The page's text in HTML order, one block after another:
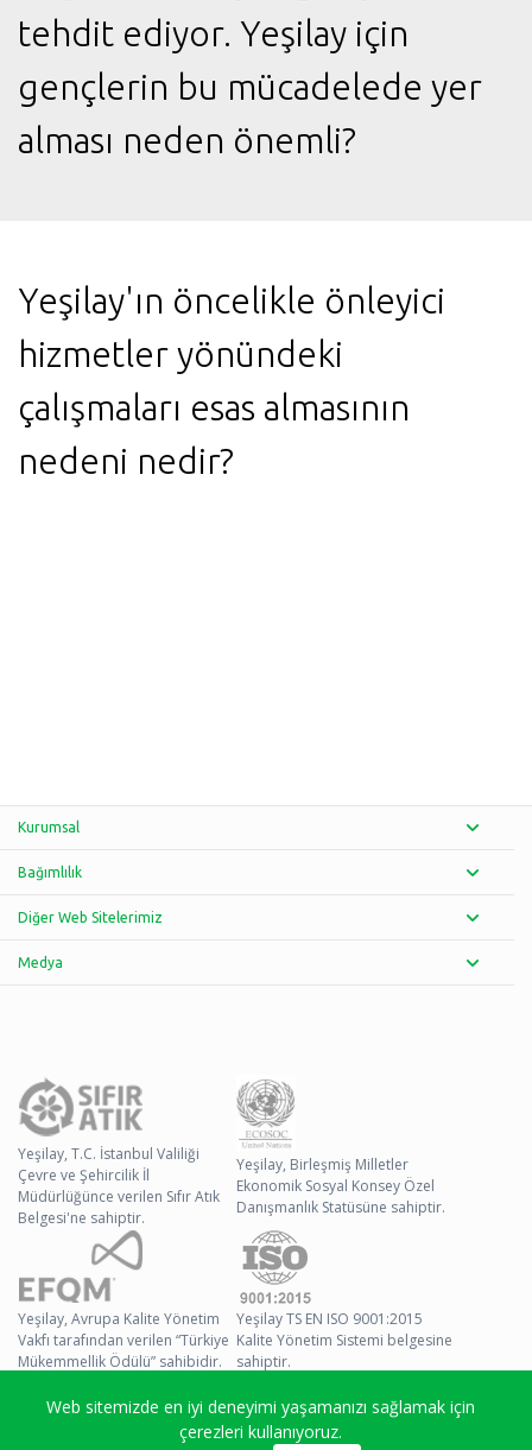
Web sitemizde en iyi deneyimi yaşamanızı sağlamak için
çerezleri kullanıyoruz.
tehdit ediyor. Yeşilay için
gençlerin bu mücadelede yer
alması neden önemli?
Yeşilay'ın öncelikle önleyici
hizmetler yönündeki
çalışmaları esas almasının
nedeni nedir?
Kurumsal
Bağımlılık
Diğer Web Sitelerimiz
Medya
Yeşilay, T.C. İstanbul Valiliği
Çevre ve Şehircilik İl
Müdürlüğünce verilen Sıfır Atık
Belgesi'ne sahiptir.
Yeşilay, Birleşmiş Milletler
Ekonomik Sosyal Konsey Özel
Danışmanlık Statüsüne sahiptir.
Yeşilay, Avrupa Kalite Yönetim
Vakfı tarafından verilen “Türkiye
Mükemmellik Ödülü” sahibidir.
Yeşilay TS EN ISO 9001:2015
Kalite Yönetim Sistemi belgesine
sahiptir.
© 2026 Yeşilay Tüm
Hakları Saklıdır